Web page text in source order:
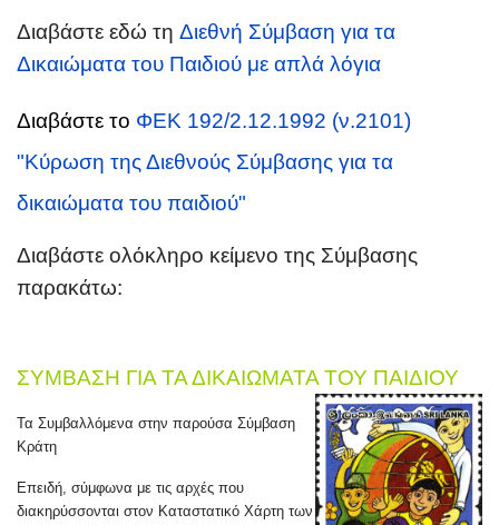
Διαβάστε εδώ τη Διεθνή Σύμβαση για τα
Δικαιώματα του Παιδιού με απλά λόγια
Διαβάστε το ΦΕΚ 192/2.12.1992 (ν.2101)
"Κύρωση της Διεθνούς Σύμβασης για τα
δικαιώματα του παιδιού"
Διαβάστε ολόκληρο κείμενο της Σύμβασης
παρακάτω:
ΣΥΜΒΑΣΗ ΓΙΑ ΤΑ ΔΙΚΑΙΩΜΑΤΑ ΤΟΥ ΠΑΙΔΙΟΥ
Τα Συμβαλλόμενα στην παρούσα Σύμβαση
Κράτη
Επειδή, σύμφωνα με τις αρχές που
διακηρύσσονται στον Καταστατικό Χάρτη των